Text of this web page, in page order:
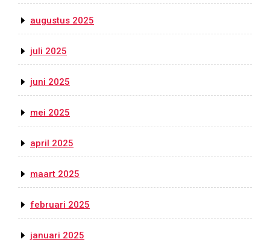
augustus 2025
juli 2025
juni 2025
mei 2025
april 2025
maart 2025
februari 2025
januari 2025